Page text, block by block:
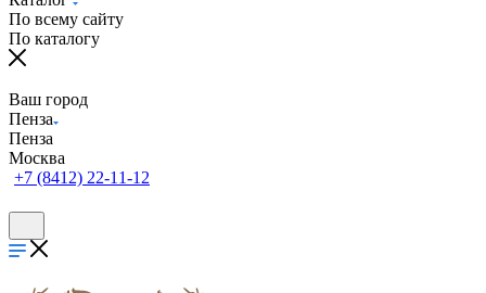
По всему сайту
По каталогу
Ваш город
Пенза
Пенза
Москва
+7 (8412) 22-11-12